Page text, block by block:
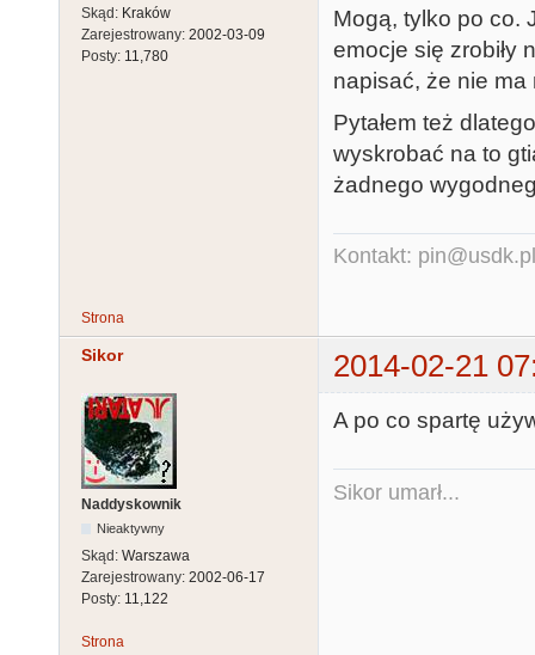
Skąd: Kraków
Zarejestrowany: 2002-03-09
Posty: 11,780
Mogą, tylko po co.
emocje się zrobiły
napisać, że nie ma
Pytałem też
wyskrobać na to
żadnego
Kontakt: pin@usdk.pl
Strona
Sikor 2014-02-21
Naddyskownik
Nieaktywny
Skąd: Warszawa
Zarejestrowany: 2002-06-17
Posty: 11,122
A po co spartę
Sikor umarł...
Strona